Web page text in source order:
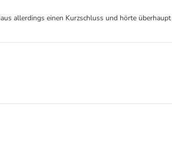
allerdings einen Kurzschluss und hörte